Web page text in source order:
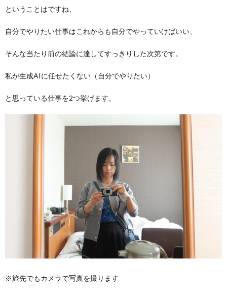
ということはですね、
自分でやりたい仕事はこれからも自分でやっていけばいい、
そんな当たり前の結論に達してすっきりした次第です。
私が生成AIに任せたくない（自分でやりたい）
と思っている仕事を2つ挙げます。
※旅先でもカメラで写真を撮ります